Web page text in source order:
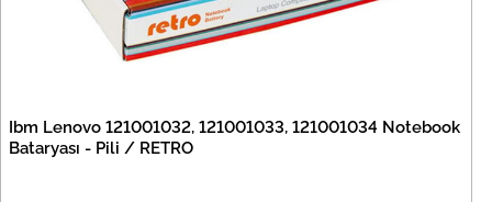
Ibm Lenovo 121001032, 121001033, 121001034 Notebook
Bataryası - Pili / RETRO